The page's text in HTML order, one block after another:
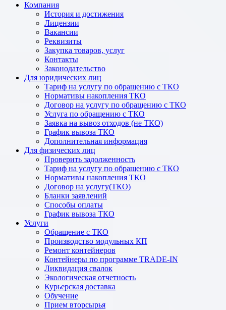
Компания
История и достижения
Лицензии
Вакансии
Реквизиты
Закупка товаров, услуг
Контакты
Законодательство
Для юридических лиц
Тариф на услугу по обращению с ТКО
Нормативы накопления ТКО
Договор на услугу по обращению с ТКО
Услуга по обращению с ТКО
Заявка на вывоз отходов (не ТКО)
График вывоза ТКО
Дополнительная информация
Для физических лиц
Проверить задолженность
Тариф на услугу по обращению с ТКО
Нормативы накопления ТКО
Договор на услугу(ТКО)
Бланки заявлений
Способы оплаты
График вывоза ТКО
Услуги
Обращение с ТКО
Производство модульных КП
Ремонт контейнеров
Контейнеры по программе TRADE-IN
Ликвидация свалок
Экологическая отчетность
Курьерская доставка
Обучение
Прием вторсырья